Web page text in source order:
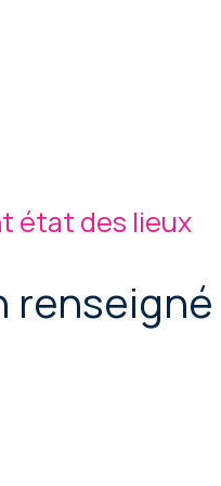
état des lieux
renseigné